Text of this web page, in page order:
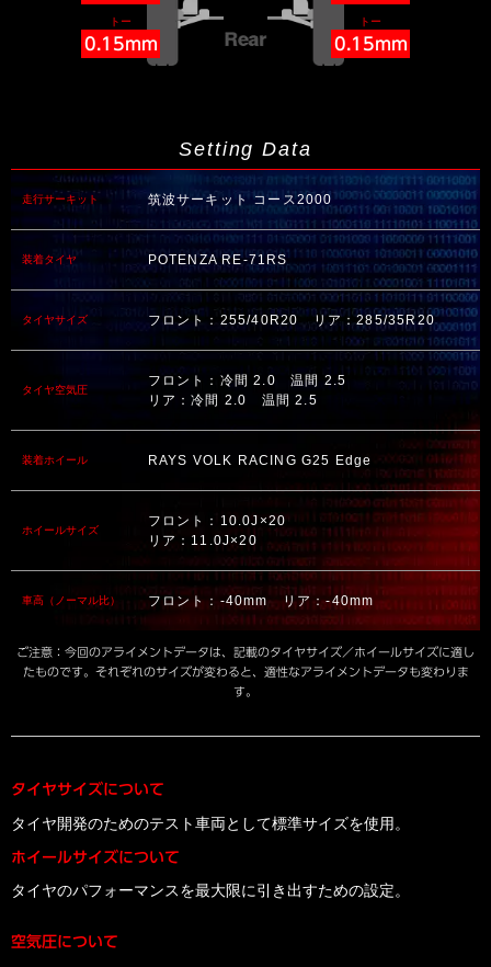
トー
0.15mm
トー
0.15mm
Setting Data
走行サーキット 筑波サーキット コース2000
装着タイヤ POTENZA RE-71RS
タイヤサイズ フロント：255/40R20 リア：285/35R20
タイヤ空気圧
フロント：冷間 2.0 温間 2.5
リア：冷間 2.0 温間 2.5
装着ホイール RAYS VOLK RACING G25 Edge
ホイールサイズ
フロント：10.0J×20
リア：11.0J×20
車高（ノーマル比） フロント：-40mm リア：-40mm
ご注意：今回のアライメントデータは、記載のタイヤサイズ／ホイールサイズに適し
たものです。それぞれのサイズが変わると、適性なアライメントデータも変わりま
す。
タイヤサイズについて
タイヤ開発のためのテスト車両として標準サイズを使用。
ホイールサイズについて
タイヤのパフォーマンスを最大限に引き出すための設定。
空気圧について